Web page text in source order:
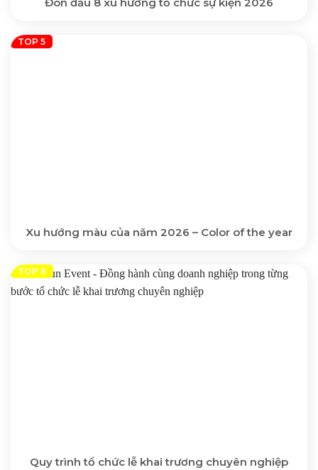
Xu hướng màu của năm 2026 – Color of the year
Quy trình tổ chức lễ khai trương chuyên nghiệp